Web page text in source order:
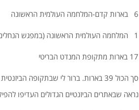
6 בארות קדם-המלחמה העולמית הראשונה
1 המלחמה העולמית הראשונה (במפגש הנחלים בשור-אסף). (*)
17 בארות מתקופת המנדט הבריטי
סך הכול 39 בארות. ברור לי שבתקופה
נראה שבאתרים הביזנטיים הגדולים העדיפו